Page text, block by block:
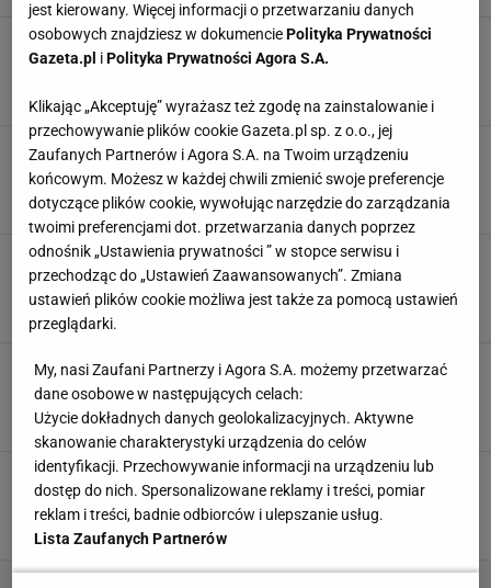
Dramat Polaka w Klingenthal. Miał obawy
przed kontrolą. "Wszystko było ewidentne"
SUBSKRYPCJA
Dramat Polaka w Klingenthal. W kwalifikacjach
już miał awans. Oto wyniki
Hubert Rybkowski,10 GRUDNIA 2023, 15:43
Ukrainiec przeskoczył wszystkich Polaków.
Stoch na szarym końcu
Agnieszka Piskorz, 3 GRUDNIA 2023, 16:34
Sceny w Lillehammer! Niewiarygodne szczęście
Polki. I to w debiucie wielkiego trenera
SUBSKRYPCJA
Stoch przemówił po klęsce w kwalifikacjach. Te
słowa powtórzył dwa razy
Błażej Winter, 26 LISTOPADA 2023, 16:54
jest kierowany. Więcej informacji o przetwarzaniu danych
osobowych znajdziesz w dokumenciePolityka Prywatności
Gazeta.pl iPolityka Prywatności Agora S.A.
Klikając „Akceptuję” wyrażasz też zgodę na zainstalowanie i
przechowywanie plików cookie Gazeta.pl sp. z o.o., jej
Zaufanych Partnerów i Agora S.A. na Twoim urządzeniu
końcowym. Możesz w każdej chwili zmienić swoje preferencje
dotyczące plików cookie, wywołując narzędzie do zarządzania
twoimi preferencjami dot. przetwarzania danych poprzez
odnośnik „Ustawienia prywatności ” w stopce serwisu i
przechodząc do „Ustawień Zaawansowanych”. Zmiana
ustawień plików cookie możliwa jest także za pomocą ustawień
przeglądarki.
My, nasi Zaufani Partnerzy i Agora S.A. możemy przetwarzać
dane osobowe w następujących celach:
Użycie dokładnych danych geolokalizacyjnych. Aktywne
skanowanie charakterystyki urządzenia do celów
identyfikacji. Przechowywanie informacji na urządzeniu lub
dostęp do nich. Spersonalizowane reklamy i treści, pomiar
reklam i treści, badnie odbiorców i ulepszanie usług.
Lista Zaufanych Partnerów